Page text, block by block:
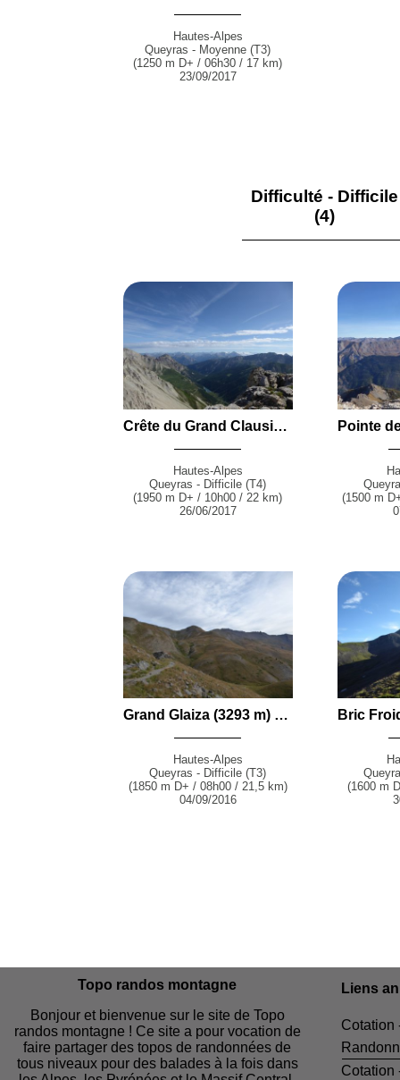
Hautes-Alpes
Queyras - Moyenne (T3)
(1250 m D+ / 06h30 / 17 km)
23/09/2017
Difficulté - Difficile
(4)
Crête du Grand Clausis (2775 m) en boucle par les Lacs de l'Ascension et Escur depuis la Roche-de-Rame
Hautes-Alpes
Queyras - Difficile (T4)
(1950 m D+ / 10h00 / 22 km)
26/06/2017
(1500 m
Grand Glaiza (3293 m) et Pic du Malrif (2906 m) par les Lacs du Malrif depuis Aiguilles
Hautes-Alpes
Queyras - Difficile (T3)
(1850 m D+ / 08h00 / 21,5 km)
04/09/2016
(1600 m
Topo randos montagne
Bonjour et bienvenue sur le site de Topo
randos montagne ! Ce site a pour vocation de
faire partager des topos de randonnées de
tous niveaux pour des balades à la fois dans
Liens
Cotation
Cotation